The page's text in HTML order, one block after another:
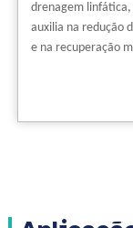
drenagem linfática,
auxilia na redução
e na recuperação